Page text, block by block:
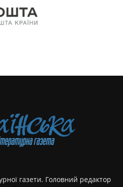
газети. Головний редактор